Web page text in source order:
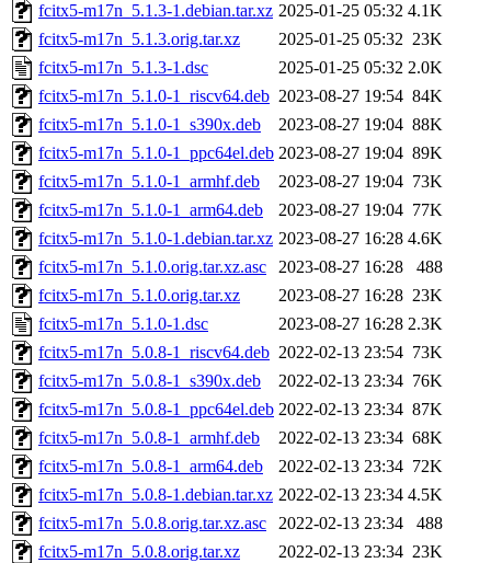
fcitx5-m17n_5.1.3-1.debian.tar.xz 2025-01-25 05:32 4.1K
fcitx5-m17n_5.1.3.orig.tar.xz
2025-01-25 05:32 23K
fcitx5-m17n_5.1.3-1.dsc
2025-01-25 05:32 2.0K
fcitx5-m17n_5.1.0-1_riscv64.deb 2023-08-27 19:54 84K
fcitx5-m17n_5.1.0-1_s390x.deb
2023-08-27 19:04 88K
fcitx5-m17n_5.1.0-1_ppc64el.deb 2023-08-27 19:04 89K
fcitx5-m17n_5.1.0-1_armhf.deb
2023-08-27 19:04 73K
fcitx5-m17n_5.1.0-1_arm64.deb
2023-08-27 19:04 77K
fcitx5-m17n_5.1.0-1.debian.tar.xz 2023-08-27 16:28 4.6K
fcitx5-m17n_5.1.0.orig.tar.xz.asc
2023-08-27 16:28
488
fcitx5-m17n_5.1.0.orig.tar.xz
2023-08-27 16:28 23K
fcitx5-m17n_5.1.0-1.dsc
2023-08-27 16:28 2.3K
fcitx5-m17n_5.0.8-1_riscv64.deb 2022-02-13 23:54 73K
fcitx5-m17n_5.0.8-1_s390x.deb
2022-02-13 23:34 76K
fcitx5-m17n_5.0.8-1_ppc64el.deb 2022-02-13 23:34 87K
fcitx5-m17n_5.0.8-1_armhf.deb
2022-02-13 23:34 68K
fcitx5-m17n_5.0.8-1_arm64.deb
2022-02-13 23:34 72K
fcitx5-m17n_5.0.8-1.debian.tar.xz 2022-02-13 23:34 4.5K
fcitx5-m17n_5.0.8.orig.tar.xz.asc
2022-02-13 23:34
488
fcitx5-m17n_5.0.8.orig.tar.xz
2022-02-13 23:34 23K